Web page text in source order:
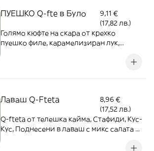
ПУЕШКО Q-fte в Було
9,11 €
(17,82 лв.)
Голямо кюфте на скара от крехко
пуешко филе, карамелизиран лук,
Лаваш Q-Fteta
8,96 €
(17,52 лв.)
Q-fteta от телешка кайма, Стафиди, Кус-
Кус, Поднесени в лаваш с микс салата -